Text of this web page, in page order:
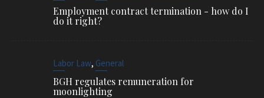
Employment contract termination - how do I
do it right?
Labor Law, General
BGH regulates remuneration for
moonlighting